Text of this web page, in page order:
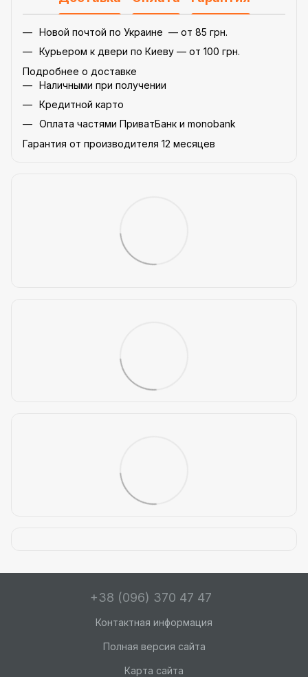
Новой почтой по Украине — от 85 грн.
Курьером к двери по Киеву — от 100 грн.
Подробнее о доставке
Наличными при получении
Кредитной карто
Оплата частями ПриватБанк и monobank
Гарантия от производителя 12 месяцев
+38 (096) 370 47 47
Контактная информация
Полная версия сайта
Карта сайта